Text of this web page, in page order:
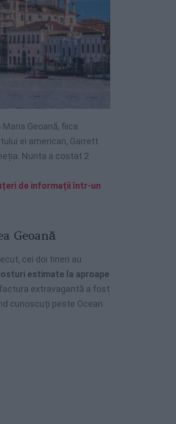
Maria Geoană, fiica
ei american, Garrett
Nunta a costat 2
de informații într-un
Geoană
cei doi tineri au
estimate la aproape
extravagantă a fost
cunoscuți peste Ocean